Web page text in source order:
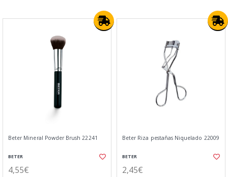
Beter Mineral Powder Brush 22241
BETER
4,55€
Beter Riza pestañas Niquelado 22009
BETER
2,45€